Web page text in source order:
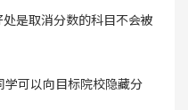
是取消分数的科目不会被
可以向目标院校隐藏分